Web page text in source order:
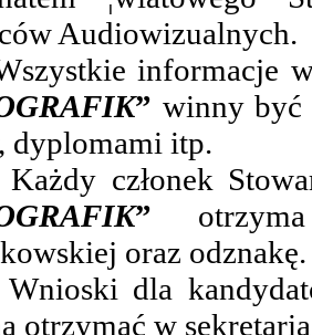
Audiowizualnych.
informacje
” winny być
dyplomami itp.
Każdy członek
”
oraz odznakę.
Wnioski dla
otrzymać w